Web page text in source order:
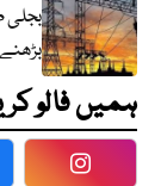
بجلی
ہمیں فالو